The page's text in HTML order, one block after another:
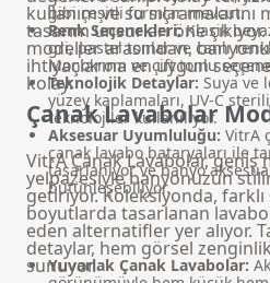
gibi çeşitli formlar mevcut.
Renk Seçenekleri:Klasik
gri, pastel tonlar ve canlı
Monokrom ve çift tonlu
Teknolojik Detaylar: Suya ve
yüzey kaplamaları, UV-C
teknolojiler kullanılıyor.
Aksesuar Uyumluluğu: VitrA
çanak lavabo bataryalarıile
tasarlanıyor ve banyo
bütünleşebiliyor.
kullanım ve su
tasarım unsurları öne
modeller arasından,
ihtiyaçlarına en uygun
kolay.
Çanak Lavabolar
VitrA Çanak Lavabolar, geniş
yelpazesiyle banyonuzun
getiriyor. Koleksiyonda,
boyutlarda tasarlanan
eden alternatifler yer alıyor.
detaylar, hem görsel
sunuyor.
Yuvarlak Çanak Lavabolar: